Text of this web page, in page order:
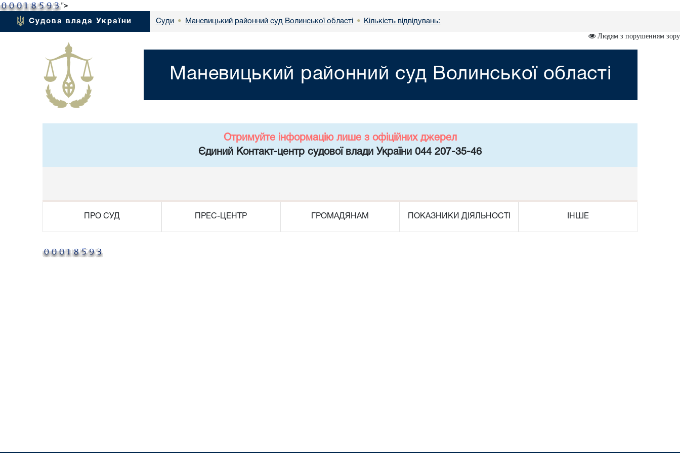
">
Судова влада України Суди • Маневицький районний суд Волинської області • Кількість відвідувань:
Людям з порушенням зору
Маневицький районний суд Волинської області
Отримуйте інформацію лише з офіційних джерел
Єдиний Контакт-центр судової влади України 044 207-35-46
ПРО СУД ПРЕС-ЦЕНТР ГРОМАДЯНАМ ПОКАЗНИКИ ДІЯЛЬНОСТІ ІНШЕ